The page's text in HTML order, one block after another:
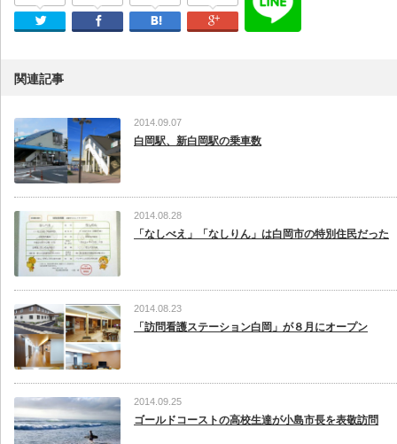
Twitter Facebook はてなブックマーク
Google Plus
関連記事
2014.09.07
白岡駅、新白岡駅の乗車数
2014.08.28
「なしべえ」「なしりん」は白岡市の特別住民だった
2014.08.23
「訪問看護ステーション白岡」が８月にオープン
2014.09.25
ゴールドコーストの高校生達が小島市長を表敬訪問